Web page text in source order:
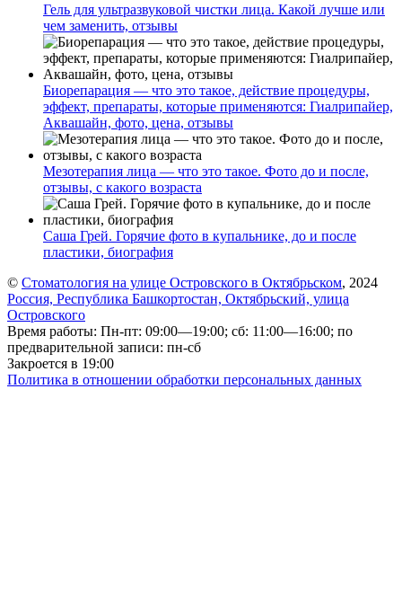
Гель для ультразвуковой чистки лица. Какой лучше или
чем заменить, отзывы
Биорепарация — что это такое, действие процедуры,
эффект, препараты, которые применяются: Гиалрипайер,
Аквашайн, фото, цена, отзывы
Мезотерапия лица — что это такое. Фото до и после,
отзывы, с какого возраста
Саша Грей. Горячие фото в купальнике, до и после
пластики, биография
© Стоматология на улице Островского в Октябрьском, 2024
Россия, Республика Башкортостан, Октябрьский, улица
Островского
Время работы: Пн-пт: 09:00—19:00; сб: 11:00—16:00; по
предварительной записи: пн-сб
Закроется в 19:00
Политика в отношении обработки персональных данных